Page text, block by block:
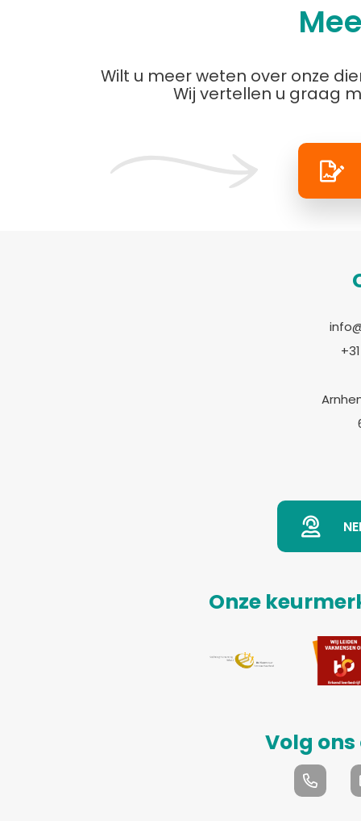
Wilt u meer weten over onze
Wij vertellen u graag
Onze
Volg